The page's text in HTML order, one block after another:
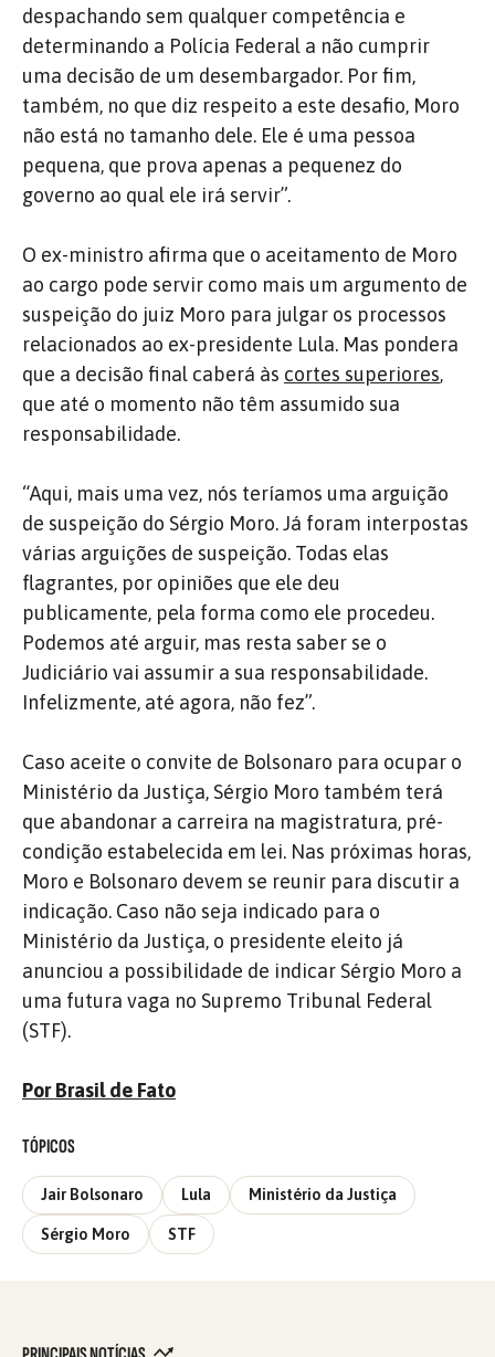
despachando sem qualquer competência e
determinando a Polícia Federal a não cumprir
uma decisão de um desembargador. Por fim,
também, no que diz respeito a este desafio, Moro
não está no tamanho dele. Ele é uma pessoa
pequena, que prova apenas a pequenez do
governo ao qual ele irá servir”.
O ex-ministro afirma que o aceitamento de Moro
ao cargo pode servir como mais um argumento de
suspeição do juiz Moro para julgar os processos
relacionados ao ex-presidente Lula. Mas pondera
que a decisão final caberá às cortes superiores,
que até o momento não têm assumido sua
responsabilidade.
“Aqui, mais uma vez, nós teríamos uma arguição
de suspeição do Sérgio Moro. Já foram interpostas
várias arguições de suspeição. Todas elas
flagrantes, por opiniões que ele deu
publicamente, pela forma como ele procedeu.
Podemos até arguir, mas resta saber se o
Judiciário vai assumir a sua responsabilidade.
Infelizmente, até agora, não fez”.
Caso aceite o convite de Bolsonaro para ocupar o
Ministério da Justiça, Sérgio Moro também terá
que abandonar a carreira na magistratura, pré-
condição estabelecida em lei. Nas próximas horas,
Moro e Bolsonaro devem se reunir para discutir a
indicação. Caso não seja indicado para o
Ministério da Justiça, o presidente eleito já
anunciou a possibilidade de indicar Sérgio Moro a
uma futura vaga no Supremo Tribunal Federal
(STF).
Por Brasil de Fato
TÓPICOS
Jair Bolsonaro Lula Ministério da Justiça
Sérgio Moro STF